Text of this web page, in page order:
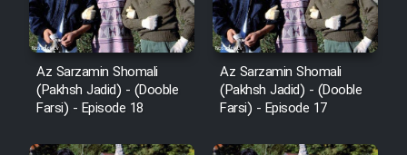
Az Sarzamin Shomali
(Pakhsh Jadid) - (Dooble
Farsi) - Episode 18
Az Sarzamin Shomali
(Pakhsh Jadid) - (Dooble
Farsi) - Episode 17